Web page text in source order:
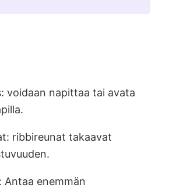
voidaan napittaa tai avata
ribbireunat takaavat
Antaa enemmän